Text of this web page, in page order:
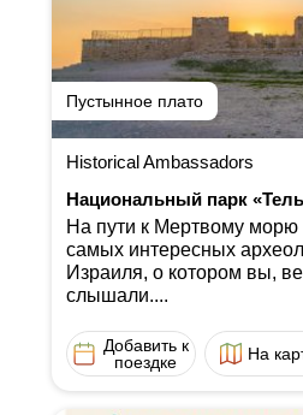
Пустынное плато
Historical Ambassadors
Национальный парк
На пути к Мертвому морю
самых интересных
Израиля, о котором вы,
слышали....
Добавить к
поездке
На